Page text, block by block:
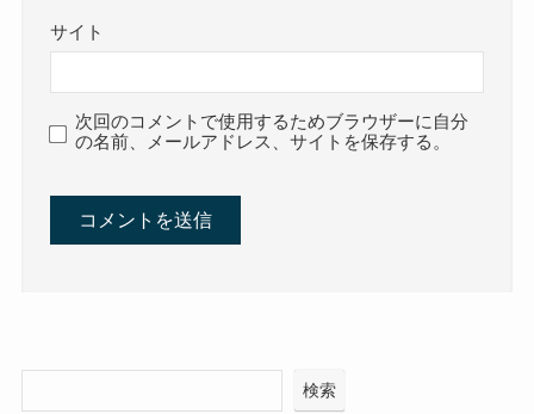
サイト
次回のコメントで使用するためブラウザーに自分
の名前、メールアドレス、サイトを保存する。
検索